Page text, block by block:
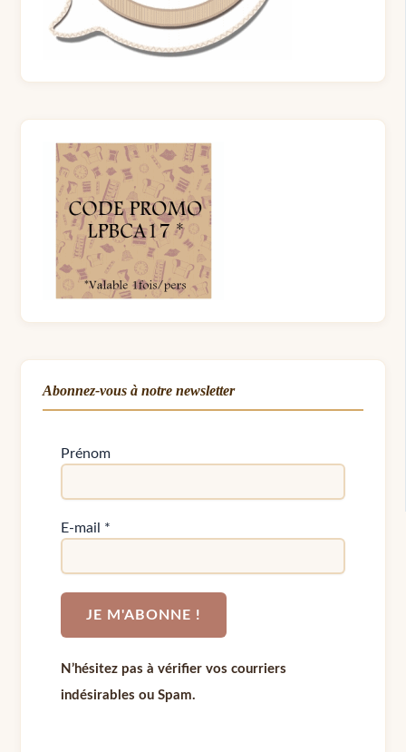
Abonnez-vous à notre newsletter
Prénom
E-mail *
N’hésitez pas à vérifier vos courriers
indésirables ou Spam.